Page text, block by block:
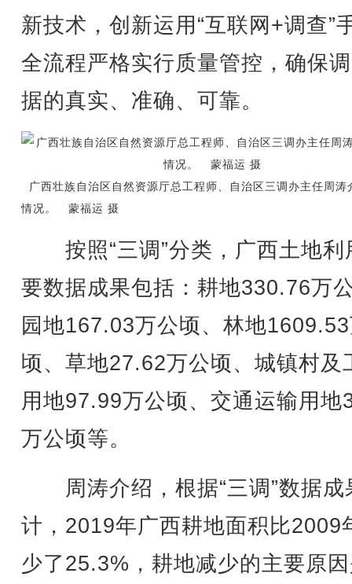
新技术，创新运用“互联网+调查”
全流程严格实行质量管控，确保
据的真实、准确、可靠。
广西壮族自治区自然资源厅总工程师、自治区三调办主任周涛
情况。 蒙福运 摄
按照“三调”分类，广西土地利
要数据成果包括：耕地330.76万
园地167.03万公顷、林地
顷、草地27.62万公顷、城镇村及
用地97.99万公顷、交通运输用地
万公顷等。
周涛介绍，根据“三调”数据成
计，2019年广西耕地面积比2009
少了25.3%，耕地减少的主要原